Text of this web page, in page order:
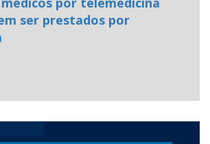
ser prestados por